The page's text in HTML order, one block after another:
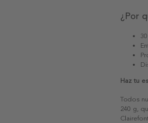
¿Por
Haz tu
Todos
240 g,